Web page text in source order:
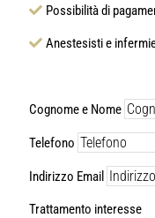
Possibilità di
Anestesisti e
Cognome e Nome
Telefono
Indirizzo Email
Trattamento interesse